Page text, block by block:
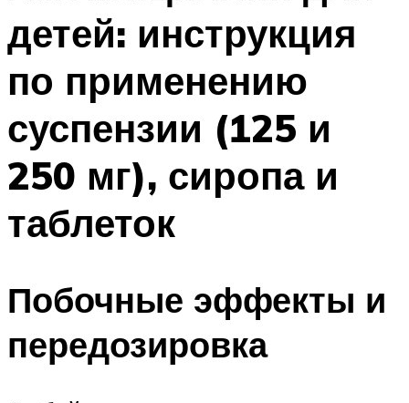
детей: инструкция
по применению
суспензии (125 и
250 мг), сиропа и
таблеток
Побочные эффекты и
передозировка